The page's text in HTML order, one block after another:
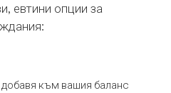
евтини опции за
към вашия баланс